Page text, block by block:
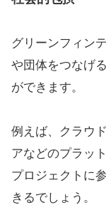
グリーンフィン
や団体をつなげ
ができます。
例えば、クラウ
アなどのプラッ
プロジェクトに
きるでしょう。